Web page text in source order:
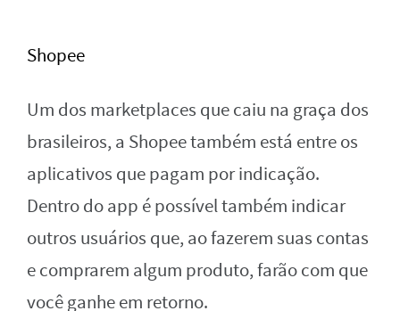
Shopee
Um dos marketplaces que caiu na graça dos
brasileiros, a Shopee também está entre os
aplicativos que pagam por indicação.
Dentro do app é possível também indicar
outros usuários que, ao fazerem suas contas
e comprarem algum produto, farão com que
você ganhe em retorno.